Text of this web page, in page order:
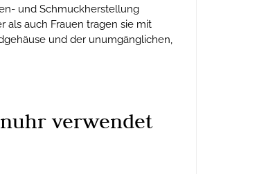
und Schmuckherstellung
als auch Frauen tragen sie mit
und der unumgänglichen,
verwendet